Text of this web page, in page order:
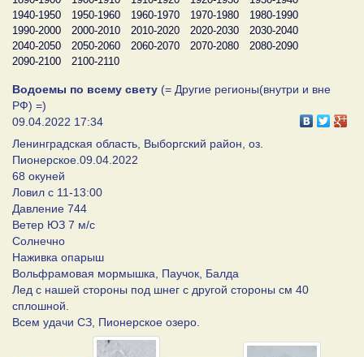
1940-1950
1950-1960 1960-1970 1970-1980
1980-1990
1990-2000
2000-2010 2010-2020 2020-2030
2030-2040
2040-2050
2050-2060 2060-2070 2070-2080
2080-2090
2090-2100
2100-2110
Водоемы по всему свету (= Другие регионы(внутри и вне
РФ) =)
09.04.2022 17:34
Ленинградская область, Выборгский район, оз.
Пионерское.09.04.2022
68 окуней
Ловил с 11-13:00
Давление 744
Ветер ЮЗ 7 м/с
Солнечно
Наживка опарыш
Вольфрамовая мормышка, Паучок, Балда
Лед с нашей стороны под шнег с другой стороны см 40
сплошной.
Всем удачи СЗ, Пионерское озеро.